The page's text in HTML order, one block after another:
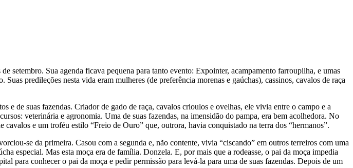
Sua agenda ficava pequena para tanto evento: Expointer, acampamento farroupilha, e umas
predileções nesta vida eram mulheres (de preferência morenas e gaúchas), cassinos, cavalos de raça
e de suas fazendas. Criador de gado de raça, cavalos crioulos e ovelhas, ele vivia entre o campo e a
veterinária e agronomia. Uma de suas fazendas, na imensidão do pampa, era bem acolhedora. No
e um troféu estilo “Freio de Ouro” que, outrora, havia conquistado na terra dos “hermanos”.
se da primeira. Casou com a segunda e, não contente, vivia “ciscando” em outros terreiros com uma
especial. Mas esta moça era de família. Donzela. E, por mais que a rodeasse, o pai da moça impedia
para conhecer o pai da moça e pedir permissão para levá-la para uma de suas fazendas. Depois de um